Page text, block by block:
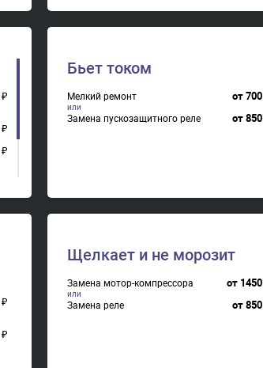
₽
₽
₽
₽
₽
Бьет током
Мелкий ремонт от700
Замена пускозащитного реле от850
₽
₽
Щелкает и не морозит
Замена мотор-компрессора от 1450
Замена реле от850